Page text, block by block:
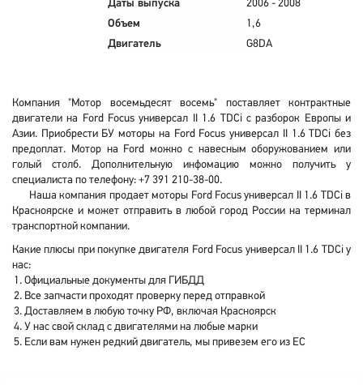
Даты выпуска
2006 - 2008
Объем
1,6
Двигатель
G8DA
Компания "Мотор восемьдесят восемь" поставляет контрактные
двигатели на Ford Focus универсал II 1.6 TDCi с разборок Европы и
Азии. Приобрести БУ моторы на Ford Focus универсал II 1.6 TDCi без
предоплат. Мотор на Ford можно с навесным оборужованием или
голый столб. Дополнительную инфомацию можно получить у
специалиста по телефону: +7 391 210-38-00.
Наша компания продает моторы Ford Focus универсал II 1.6 TDCi в
Красноярске и может отправить в любой город России на терминал
транспортной компании.
Какие плюсы при покупке двигателя Ford Focus универсал II 1.6 TDCi у
нас:
Официальные документы для ГИБДД
Все запчасти проходят проверку перед отправкой
Доставляем в любую точку РФ, включая Красноярск
У нас свой склад с двигателями на любые марки
Если вам нужен редкий двигатель, мы привезем его из ЕС